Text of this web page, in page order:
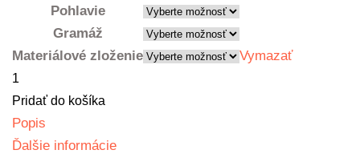
Pohlavie
Gramáž
Materiálové zloženie
Vymazať
množstvo
Fleece
pánsky
Pridať do košíka
Popis
Ďalšie informácie